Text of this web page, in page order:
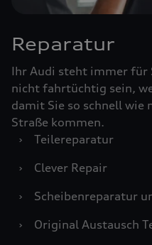
Reparatur
Ihr Audi steht immer für
nicht fahrtüchtig sein,
damit Sie so schnell wie
Straße kommen.
›
Teilereparatur
›
Clever Repair
›
Scheibenreparatur
›
Original Austausch